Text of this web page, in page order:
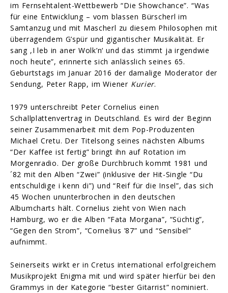
im Fernsehtalent-Wettbewerb “Die Showchance”. “Was
für eine Entwicklung – vom blassen Bürscherl im
Samtanzug und mit Mascherl zu diesem Philosophen mit
überragendem G’spür und gigantischer Musikalität. Er
sang ,I leb in aner Wolk’n‘ und das stimmt ja irgendwie
noch heute”, erinnerte sich anlässlich seines 65.
Geburtstags im Januar 2016 der damalige Moderator der
Sendung, Peter Rapp, im Wiener Kurier.
1979 unterschreibt Peter Cornelius einen
Schallplattenvertrag in Deutschland. Es wird der Beginn
seiner Zusammenarbeit mit dem Pop-Produzenten
Michael Cretu. Der Titelsong seines nächsten Albums
“Der Kaffee ist fertig” bringt ihn auf Rotation im
Morgenradio. Der große Durchbruch kommt 1981 und
´82 mit den Alben “Zwei” (inklusive der Hit-Single “Du
entschuldige i kenn di”) und “Reif für die Insel”, das sich
45 Wochen ununterbrochen in den deutschen
Albumcharts hält. Cornelius zieht von Wien nach
Hamburg, wo er die Alben “Fata Morgana”, “Süchtig”,
“Gegen den Strom”, “Cornelius ’87” und “Sensibel”
aufnimmt.
Seinerseits wirkt er in Cretus international erfolgreichem
Musikprojekt Enigma mit und wird später hierfür bei den
Grammys in der Kategorie “bester Gitarrist” nominiert.